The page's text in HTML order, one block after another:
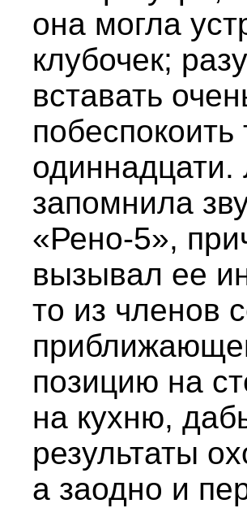
она могла
клубочек;
вставать
запомнила
«Рено-5»,
вызывал ее
то из членов
позицию на
на кухню,
результаты
а заодно и